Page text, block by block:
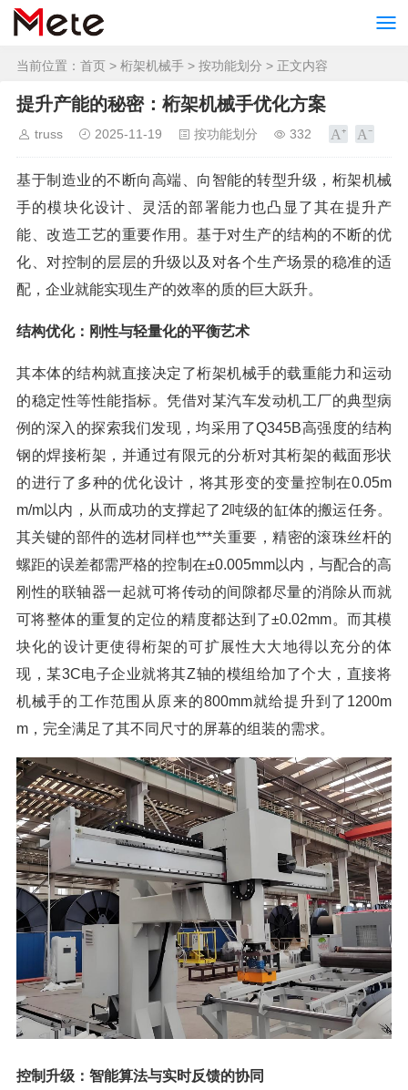
当前位置： 首页 > 桁架机械手 > 按功能划分 > 正文内容
提升产能的秘密：桁架机械手优化方案
truss 2025-11-19 按功能划分 332
基于制造业的不断向高端、向智能的转型升级，桁架机械
手的模块化设计、灵活的部署能力也凸显了其在提升产
能、改造工艺的重要作用。基于对生产的结构的不断的优
化、对控制的层层的升级以及对各个生产场景的稳准的适
配，企业就能实现生产的效率的质的巨大跃升。
结构优化：刚性与轻量化的平衡艺术
其本体的结构就直接决定了桁架机械手的载重能力和运动
的稳定性等性能指标。凭借对某汽车发动机工厂的典型病
例的深入的探索我们发现，均采用了Q345B高强度的结构
钢的焊接桁架，并通过有限元的分析对其桁架的截面形状
的进行了多种的优化设计，将其形变的变量控制在0.05m
m/m以内，从而成功的支撑起了2吨级的缸体的搬运任务。
其关键的部件的选材同样也***关重要，精密的滚珠丝杆的
螺距的误差都需严格的控制在±0.005mm以内，与配合的高
刚性的联轴器一起就可将传动的间隙都尽量的消除从而就
可将整体的重复的定位的精度都达到了±0.02mm。而其模
块化的设计更使得桁架的可扩展性大大地得以充分的体
现，某3C电子企业就将其Z轴的模组给加了个大，直接将
机械手的工作范围从原来的800mm就给提升到了1200m
m，完全满足了其不同尺寸的屏幕的组装的需求。
控制升级：智能算法与实时反馈的协同